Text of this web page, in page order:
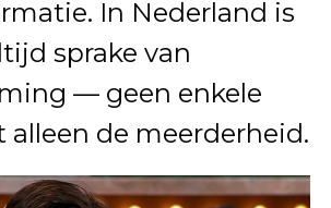
In Nederland is
sprake van
— geen enkele
de meerderheid.